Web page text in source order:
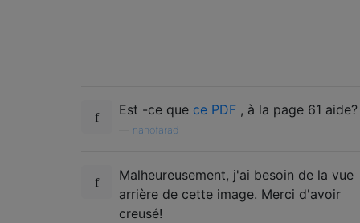
Est -ce que ce PDF , à la page 61 aide?
nanofarad
Malheureusement, j'ai besoin de la vue
arrière de cette image. Merci d'avoir
creusé!